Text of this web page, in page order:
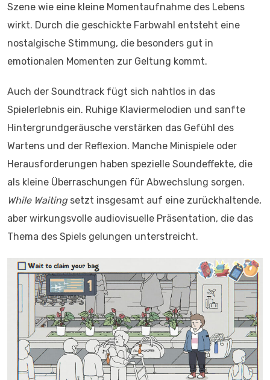
Szene wie eine kleine Momentaufnahme des Lebens
wirkt. Durch die geschickte Farbwahl entsteht eine
nostalgische Stimmung, die besonders gut in
emotionalen Momenten zur Geltung kommt.
Auch der Soundtrack fügt sich nahtlos in das
Spielerlebnis ein. Ruhige Klaviermelodien und sanfte
Hintergrundgeräusche verstärken das Gefühl des
Wartens und der Reflexion. Manche Minispiele oder
Herausforderungen haben spezielle Soundeffekte, die
als kleine Überraschungen für Abwechslung sorgen.
While Waitingsetzt insgesamt auf eine zurückhaltende,
aber wirkungsvolle audiovisuelle Präsentation, die das
Thema des Spiels gelungen unterstreicht.